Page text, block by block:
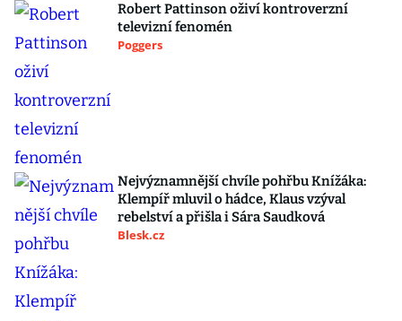
Robert Pattinson oživí kontroverzní
televizní fenomén
Poggers
Nejvýznamnější chvíle pohřbu Knížáka:
Klempíř mluvil o hádce, Klaus vzýval
rebelství a přišla i Sára Saudková
Blesk.cz